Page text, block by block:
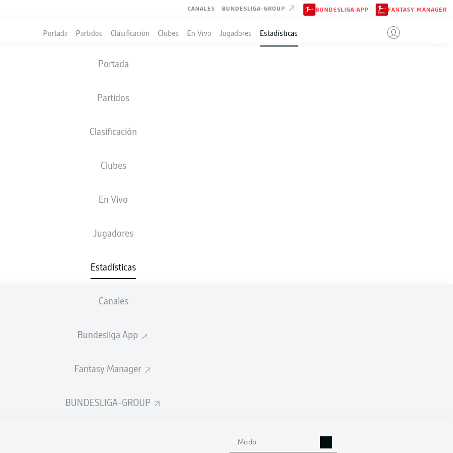
CANALES BUNDESLIGA-GROUP BUNDESLIGA APP FANTASY MANAGER
Portada Partidos Clasificación Clubes En Vivo Jugadores Estadísticas
Portada
Partidos
Clasificación
Clubes
En Vivo
Jugadores
Estadísticas
Canales
Bundesliga App
Fantasy Manager
BUNDESLIGA-GROUP
Modo
ESTADÍSTICAS 2025-2026
TARJETAS AMARILLAS
TSG HOFFENHEIM